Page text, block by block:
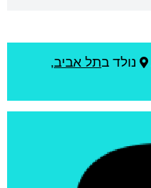
נולד בתל אביב,